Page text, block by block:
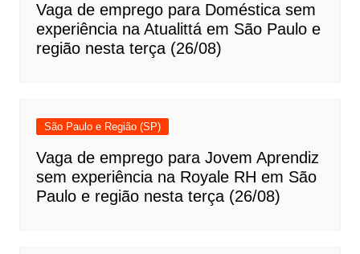
Vaga de emprego para Doméstica sem
experiência na Atualittá em São Paulo e
região nesta terça (26/08)
São Paulo e Região (SP)
Vaga de emprego para Jovem Aprendiz
sem experiência na Royale RH em São
Paulo e região nesta terça (26/08)